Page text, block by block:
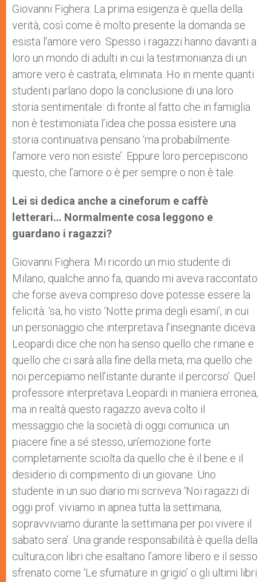
Giovanni Fighera: La prima esigenza è quella della
verità, così come è molto presente la domanda se
esista l’amore vero. Spesso i ragazzi hanno davanti a
loro un mondo di adulti in cui la testimonianza di un
amore vero è castrata, eliminata. Ho in mente quanti
studenti parlano dopo la conclusione di una loro
storia sentimentale: di fronte al fatto che in famiglia
non è testimoniata l’idea che possa esistere una
storia continuativa pensano ‘ma probabilmente
l’amore vero non esiste’. Eppure loro percepiscono
questo, che l’amore o è per sempre o non è tale.
Lei si dedica anche a cineforum e caffè
letterari… Normalmente cosa leggono e
guardano i ragazzi?
Giovanni Fighera: Mi ricordo un mio studente di
Milano, qualche anno fa, quando mi aveva raccontato
che forse aveva compreso dove potesse essere la
felicità: ‘sa, ho visto ‘Notte prima degli esami’, in cui
un personaggio che interpretava l’insegnante diceva:
Leopardi dice che non ha senso quello che rimane e
quello che ci sarà alla fine della meta, ma quello che
noi percepiamo nell’istante durante il percorso’. Quel
professore interpretava Leopardi in maniera erronea,
ma in realtà questo ragazzo aveva colto il
messaggio che la società di oggi comunica: un
piacere fine a sé stesso, un’emozione forte
completamente sciolta da quello che è il bene e il
desiderio di compimento di un giovane. Uno
studente in un suo diario mi scriveva ‘Noi ragazzi di
oggi prof. viviamo in apnea tutta la settimana,
sopravviviamo durante la settimana per poi vivere il
sabato sera’. Una grande responsabilità è quella della
cultura,con libri che esaltano l’amore libero e il sesso
sfrenato come ‘Le sfumature in grigio’ o gli ultimi libri